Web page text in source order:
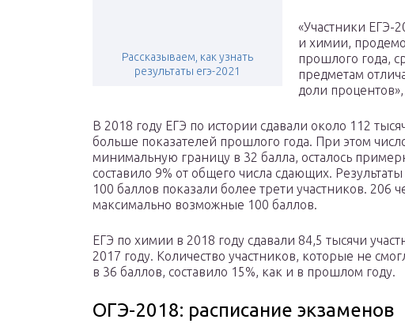
Рассказываем, как узнать
результаты егэ-2021
«Участники ЕГЭ-
и химии,
прошлого года,
предметам
доли
В 2018 году ЕГЭ по истории сдавали около 112
больше показателей прошлого года. При этом
минимальную границу в 32 балла, осталось
составило 9% от общего числа сдающих.
100 баллов показали более трети участников. 206
максимально возможные 100 баллов.
ЕГЭ по химии в 2018 году сдавали 84,5 тысячи
2017 году. Количество участников, которые не
в 36 баллов, составило 15%, как и в прошлом году.
ОГЭ-2018: расписание экзаменов